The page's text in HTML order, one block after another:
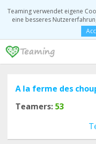
Teaming verwendet eigene
eine besseres
A la ferme des
Teamers: 53